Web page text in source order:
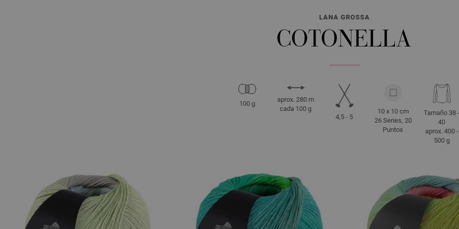
LANA GROSSA
COTONELLA
100 g
aprox. 280 m
cada 100 g
4,5 - 5
10 x 10 cm
26 Series, 20
Puntos
Tamaño 38 -
40
aprox. 400 -
500 g